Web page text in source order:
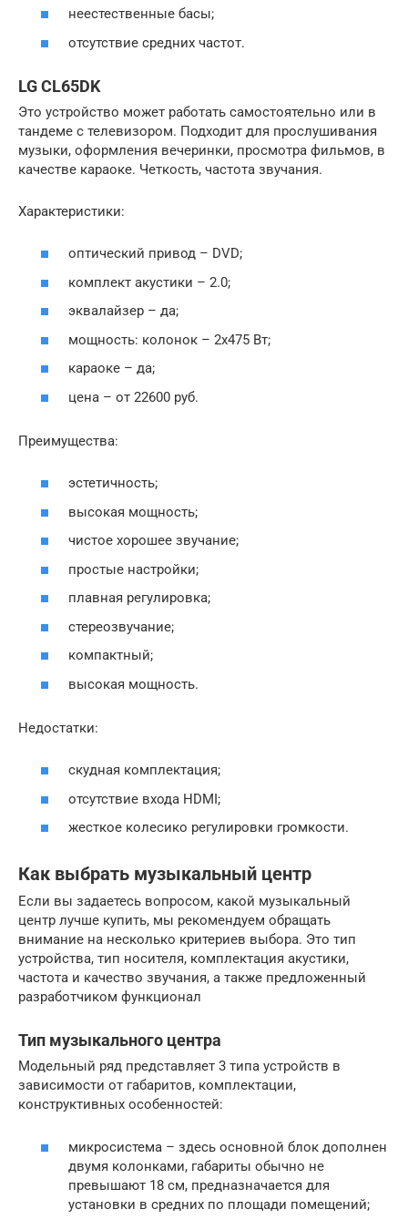
неестественные басы;
отсутствие средних частот.
LG CL65DK
Это устройство может работать самостоятельно или в
тандеме с телевизором. Подходит для прослушивания
музыки, оформления вечеринки, просмотра фильмов, в
качестве караоке. Четкость, частота звучания.
Характеристики:
оптический привод – DVD;
комплект акустики – 2.0;
эквалайзер – да;
мощность: колонок – 2х475 Вт;
караоке – да;
цена – от 22600 руб.
Преимущества:
эстетичность;
высокая мощность;
чистое хорошее звучание;
простые настройки;
плавная регулировка;
стереозвучание;
компактный;
высокая мощность.
Недостатки:
скудная комплектация;
отсутствие входа HDMI;
жесткое колесико регулировки громкости.
Как выбрать музыкальный центр
Если вы задаетесь вопросом, какой музыкальный
центр лучше купить, мы рекомендуем обращать
внимание на несколько критериев выбора. Это тип
устройства, тип носителя, комплектация акустики,
частота и качество звучания, а также предложенный
разработчиком функционал
Тип музыкального центра
Модельный ряд представляет 3 типа устройств в
зависимости от габаритов, комплектации,
конструктивных особенностей:
микросистема – здесь основной блок дополнен
двумя колонками, габариты обычно не
превышают 18 см, предназначается для
установки в средних по площади помещений;